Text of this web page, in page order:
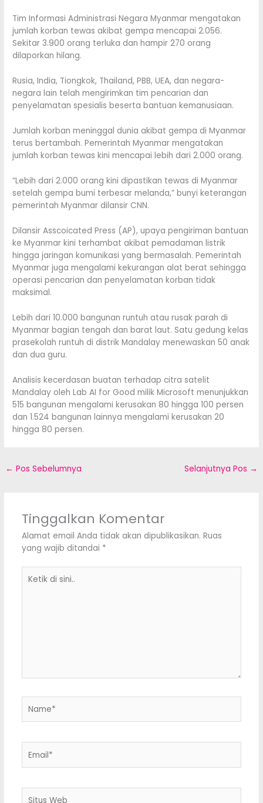
Tim Informasi Administrasi Negara Myanmar mengatakan
jumlah korban tewas akibat gempa mencapai 2.056.
Sekitar 3.900 orang terluka dan hampir 270 orang
dilaporkan hilang.
Rusia, India, Tiongkok, Thailand, PBB, UEA, dan negara-
negara lain telah mengirimkan tim pencarian dan
penyelamatan spesialis beserta bantuan kemanusiaan.
Jumlah korban meninggal dunia akibat gempa di Myanmar
terus bertambah. Pemerintah Myanmar mengatakan
jumlah korban tewas kini mencapai lebih dari 2.000 orang.
“Lebih dari 2.000 orang kini dipastikan tewas di Myanmar
setelah gempa bumi terbesar melanda,” bunyi keterangan
pemerintah Myanmar dilansir CNN.
Dilansir Asscoicated Press (AP), upaya pengiriman bantuan
ke Myanmar kini terhambat akibat pemadaman listrik
hingga jaringan komunikasi yang bermasalah. Pemerintah
Myanmar juga mengalami kekurangan alat berat sehingga
operasi pencarian dan penyelamatan korban tidak
maksimal.
Lebih dari 10.000 bangunan runtuh atau rusak parah di
Myanmar bagian tengah dan barat laut. Satu gedung kelas
prasekolah runtuh di distrik Mandalay menewaskan 50 anak
dan dua guru.
Analisis kecerdasan buatan terhadap citra satelit
Mandalay oleh Lab AI for Good milik Microsoft menunjukkan
515 bangunan mengalami kerusakan 80 hingga 100 persen
dan 1.524 bangunan lainnya mengalami kerusakan 20
hingga 80 persen.
← Pos Sebelumnya Selanjutnya Pos →
Tinggalkan Komentar
Alamat email Anda tidak akan dipublikasikan. Ruas
yang wajib ditandai *